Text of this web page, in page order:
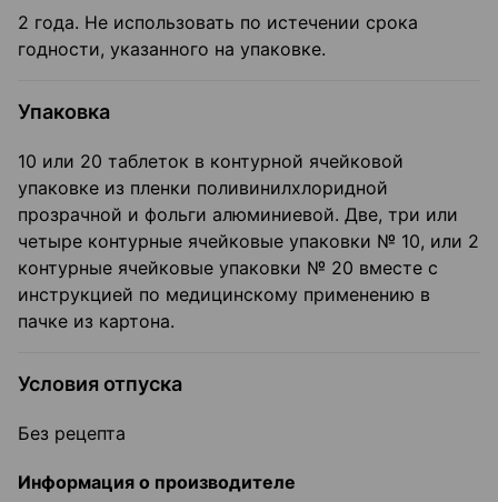
2 года. Не использовать по истечении срока
годности, указанного на упаковке.
Упаковка
10 или 20 таблеток в контурной ячейковой
упаковке из пленки поливинилхлоридной
прозрачной и фольги алюминиевой. Две, три или
четыре контурные ячейковые упаковки № 10, или 2
контурные ячейковые упаковки № 20 вместе с
инструкцией по медицинскому применению в
пачке из картона.
Условия отпуска
Без рецепта
Информация о производителе